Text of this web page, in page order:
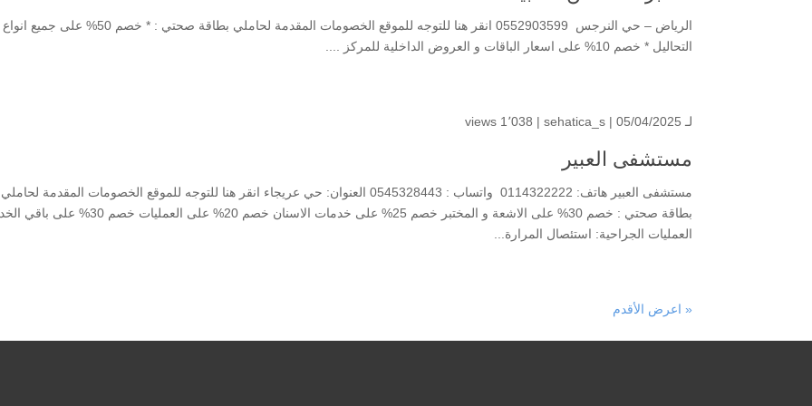
الرياض – حي النرجس 0552903599 انقر هنا للتوجه للموقع الخصومات المقدمة لحاملي بطاقة صحتي : * خصم 50% على جميع انواع
التحاليل * خصم 10% على اسعار الباقات و العروض الداخلية للمركز ....
لـ sehatica_s | 05/04/2025 | 1٬038 views
مستشفى العبير
مستشفى العبير هاتف: 0114322222 واتساب : 0545328443 العنوان: حي عريجاء انقر هنا للتوجه للموقع الخصومات المقدمة لحاملي
بطاقة صحتي : خصم 30% على الاشعة و المختبر خصم 25% على خدمات الاسنان خصم 20% على
العمليات الجراحية: استئصال المرارة...
« اعرض الأقدم